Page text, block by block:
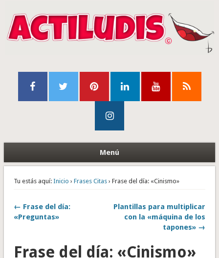
Menú
Tu estás aquí: Inicio › Frases Citas› Frase del día: «Cinismo»
← Frase del día:
«Preguntas»
Plantillas para multiplicar
con la «máquina de los
tapones» →
Frase del día: «Cinismo»